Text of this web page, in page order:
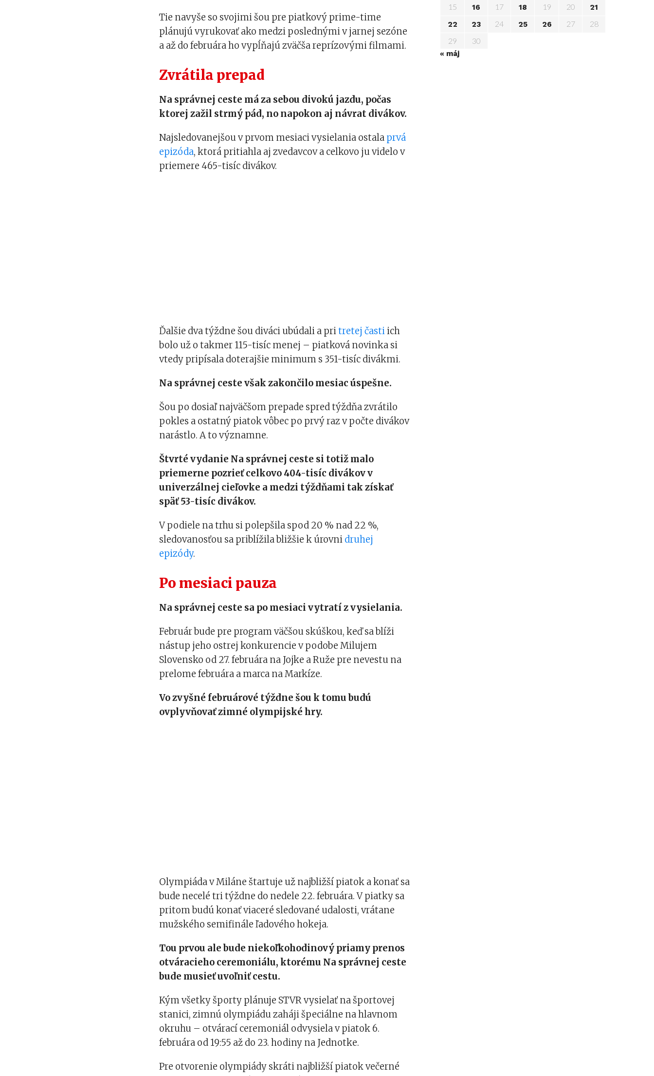
Tie navyše so svojimi šou pre piatkový prime-time
plánujú vyrukovať ako medzi poslednými v jarnej sezóne
a až do februára ho vypĺňajú zväčša reprízovými filmami.
Zvrátila prepad
Na správnej ceste má za sebou divokú jazdu, počas
ktorej zažil strmý pád, no napokon aj návrat divákov.
Najsledovanejšou v prvom mesiaci vysielania ostala prvá
epizóda, ktorá pritiahla aj zvedavcov a celkovo ju videlo v
priemere 465-tisíc divákov.
Ďalšie dva týždne šou diváci ubúdali a pritretej častiich
bolo už o takmer 115-tisíc menej – piatková novinka si
vtedy pripísala doterajšie minimum s 351-tisíc divákmi.
Na správnej ceste však zakončilo mesiac úspešne.
Šou po dosiaľ najväčšom prepade spred týždňa zvrátilo
pokles a ostatný piatok vôbec po prvý raz v počte divákov
narástlo. A to významne.
Štvrté vydanie Na správnej ceste si totiž malo
priemerne pozrieť celkovo 404-tisíc divákov v
univerzálnej cieľovke a medzi týždňami tak získať
späť 53-tisíc divákov.
V podiele na trhu si polepšila spod 20 % nad 22 %,
sledovanosťou sa priblížila bližšie k úrovni druhej
epizódy.
Po mesiaci pauza
Na správnej ceste sa po mesiaci vytratí z vysielania.
Február bude pre program väčšou skúškou, keď sa blíži
nástup jeho ostrej konkurencie v podobe Milujem
Slovensko od 27. februára na Jojke a Ruže pre nevestu na
prelome februára a marca na Markíze.
Vo zvyšné februárové týždnešouk tomu budú
ovplyvňovať zimné olympijské hry.
Olympiáda v Miláne štartuje už najbližší piatok a konať sa
bude necelé tri týždne do nedele 22. februára. V piatky sa
pritom budú konať viaceré sledované udalosti, vrátane
mužského semifinále ľadového hokeja.
Tou prvou alebude niekoľkohodinový priamy prenos
otváracieho ceremoniálu, ktorému Na správnej ceste
bude musieť uvoľniť cestu.
Kým všetky športy plánuje STVR vysielať na športovej
stanici, zimnú olympiádu zaháji špeciálne na hlavnom
okruhu – otvárací ceremoniál odvysiela v piatok 6.
februára od 19:55 až do 23. hodiny na Jednotke.
Pre otvorenie olympiády skráti najbližší piatok večerné
15 16 17 18 19 20
21
22
23 24 25 26 27
28
29
30
« máj